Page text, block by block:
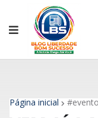
Página inicial